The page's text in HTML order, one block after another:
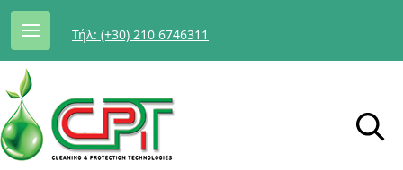
Τήλ: (+30) 210 6746311